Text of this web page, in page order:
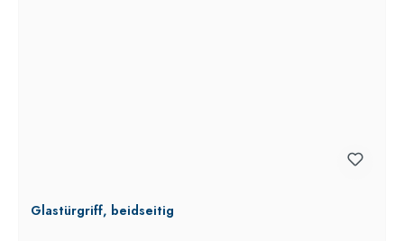
Glastürgriff, beidseitig